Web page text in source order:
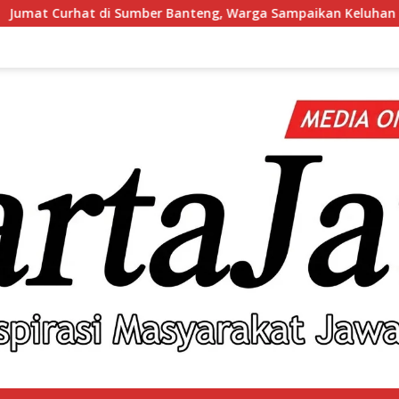
Warga Sampaikan Keluhan hingga Minta Polsek